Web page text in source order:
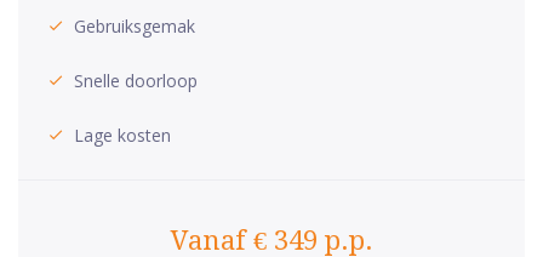
Gebruiksgemak
Snelle doorloop
Lage kosten
Vanaf € 349 p.p.